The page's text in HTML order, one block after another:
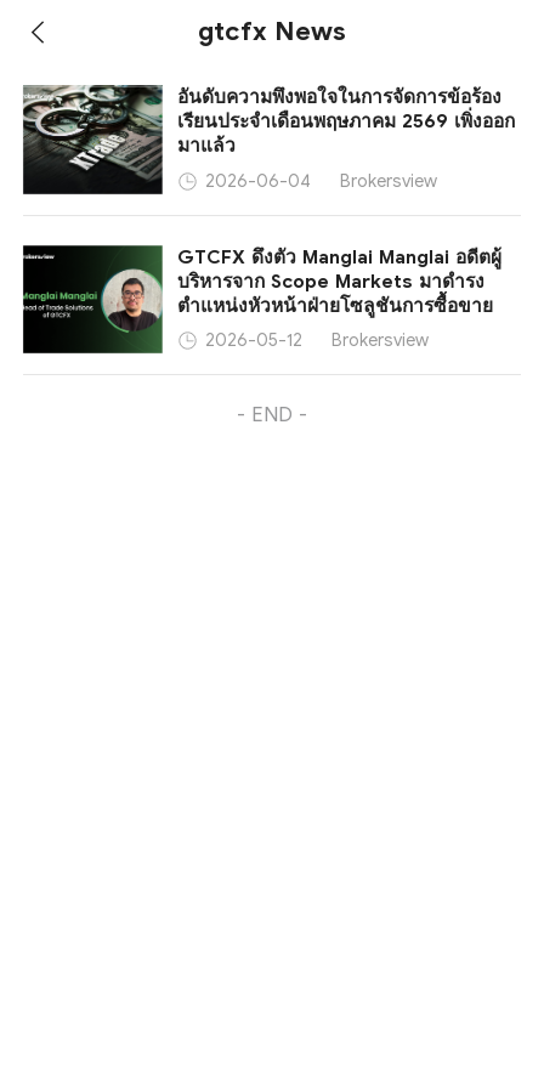
gtcfx News
อันดับความพึงพอใจในการจัดการข้อร้อง
เรียนประจำเดือนพฤษภาคม 2569 เพิ่งออก
มาแล้ว
2026-06-04 Brokersview
GTCFX ดึงตัว Manglai Manglai อดีตผู้
บริหารจาก Scope Markets มาดำรง
ตำแหน่งหัวหน้าฝ่ายโซลูชันการซื้อขาย
2026-05-12 Brokersview
- END -